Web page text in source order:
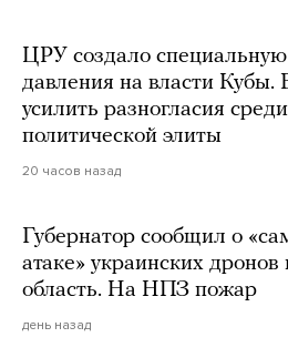
ЦРУ создало специальную
давления на власти Кубы.
усилить разногласия
политической элиты
20 часов назад
Губернатор сообщил о
атаке» украинских
область. На НПЗ пожар
день назад